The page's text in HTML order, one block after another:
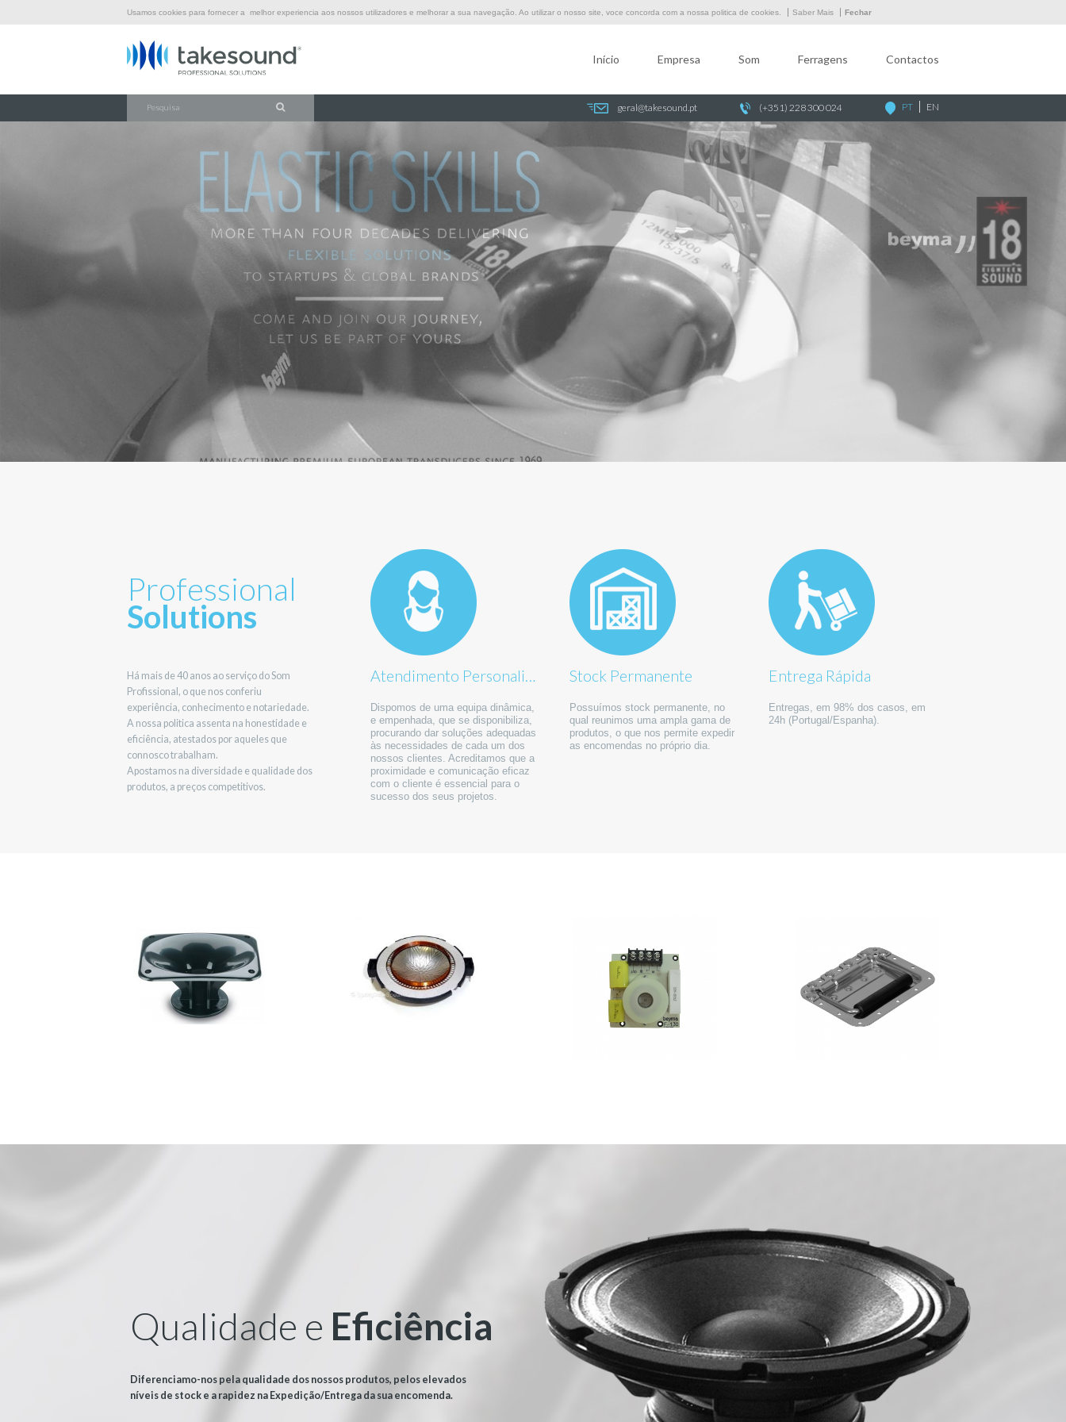
Usamos cookies para fornecer a melhor experiencia aos nossos utilizadores e melhorar a sua navegação. Ao utilizar o nosso site, voce concorda com a nossa politica de cookies. Saber Mais Fechar
Contactos
Início Empresa Som Ferragens Contactos
geral@takesound.pt (+351) 228 300 024 PT EN
Professional
Solutions
Há mais de 40 anos ao serviço do Som
Profissional, o que nos conferiu
experiência, conhecimento e notariedade.
A nossa politica assenta na honestidade e
eficiência, atestados por aqueles que
connosco trabalham.
Apostamos na diversidade e qualidade dos
produtos, a preços competitivos.
Atendimento Personalizado
Dispomos de uma equipa dinâmica,
e empenhada, que se disponibiliza,
procurando dar soluções adequadas
às necessidades de cada um dos
nossos clientes. Acreditamos que a
proximidade e comunicação eficaz
com o cliente é essencial para o
sucesso dos seus projetos.
Stock Permanente
Possuímos stock permanente, no
qual reunimos uma ampla gama de
produtos, o que nos permite expedir
as encomendas no próprio dia.
Entrega Rápida
Entregas, em 98% dos casos, em
24h (Portugal/Espanha).
Qualidade e Eficiência
Diferenciamo-nos pela qualidade dos nossos produtos, pelos elevados
níveis de stock e a rapidez na Expedição/Entrega da sua encomenda.